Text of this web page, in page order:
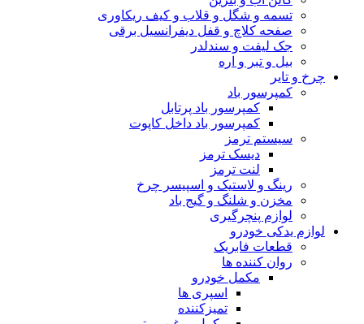
تسمه و شگل و قلاب و کیف ریکاوری
صفحه کلاچ و قفل دیفرانسیل برقی
جک لیفت و سندلدر
بیل و تبر و اره
چرخ و تایر
کمپرسور باد
کمپرسور باد پرتابل
کمپرسور باد داخل کاپوت
سیستم ترمز
دیسک ترمز
لنت ترمز
رینگ و لاستیک و اسپیسر چرخ
مخزن و شلنگ و گیج باد
لوازم پنچرگیری
لوازم یدکی خودرو
قطعات فابریک
روان کننده ها
مکمل خودرو
اسپری ها
تمیزکننده